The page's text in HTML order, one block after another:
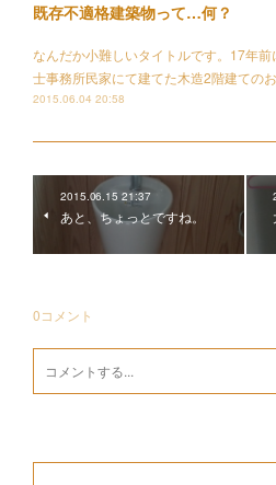
既存不適格建築物って…何？
なんだか小難しいタイトルです。17年前
士事務所民家にて建てた木造2階建ての
2015.06.04 20:58
2015.06.15 21:37
あと、ちょっとですね。
0コメント